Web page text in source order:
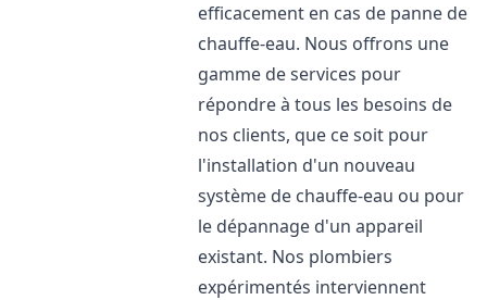
efficacement en cas de panne de
chauffe-eau. Nous offrons une
gamme de services pour
répondre à tous les besoins de
nos clients, que ce soit pour
l'installation d'un nouveau
système de chauffe-eau ou pour
le dépannage d'un appareil
existant. Nos plombiers
expérimentés interviennent